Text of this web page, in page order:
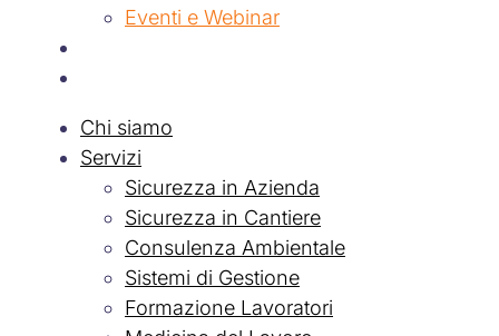
Eventi e Webinar
Chi siamo
Servizi
Sicurezza in Azienda
Sicurezza in Cantiere
Consulenza Ambientale
Sistemi di Gestione
Formazione Lavoratori